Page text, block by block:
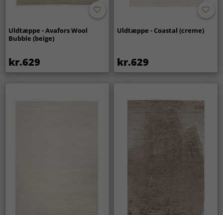
Uldtæppe - Avafors Wool
Bubble (beige)
kr.629
Uldtæppe - Coastal (creme)
kr.629